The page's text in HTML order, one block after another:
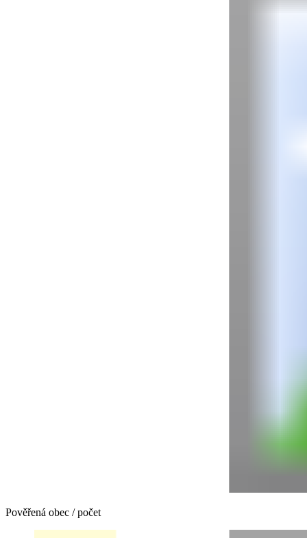
Pověřená obec / počet